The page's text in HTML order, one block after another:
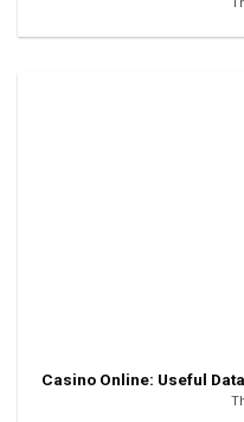
Casino Online: Useful